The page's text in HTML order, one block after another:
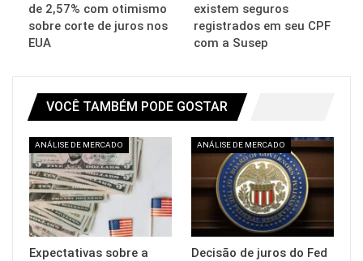
de 2,57% com otimismo
sobre corte de juros nos
EUA
existem seguros
registrados em seu CPF
com a Susep
VOCÊ TAMBÉM PODE GOSTAR
ANÁLISE DE MERCADO
Expectativas sobre a
ANÁLISE DE MERCADO
Decisão de juros do Fed